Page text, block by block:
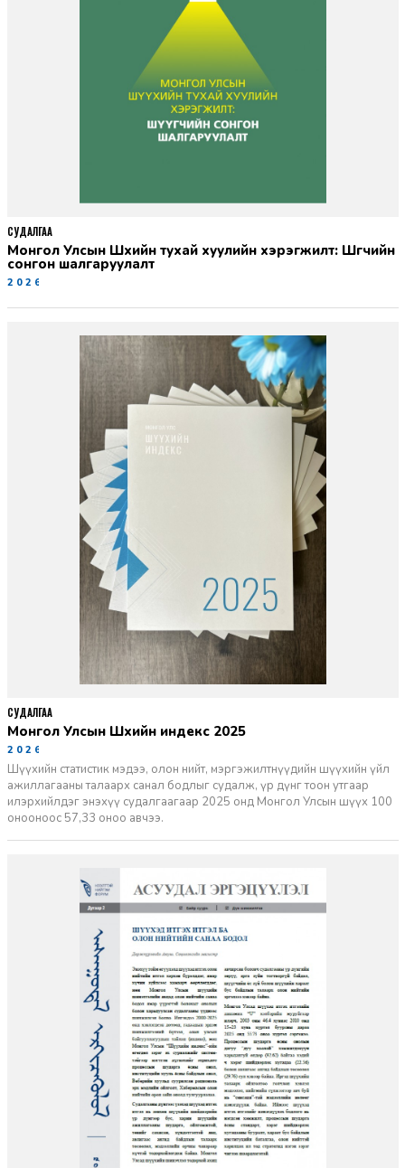
Монгол Улсын Шүүхийн тухай хуулийн хэрэгжилт: Шүүгчийн
сонгон шалгаруулалт
2026-06-19
СУДАЛГАА
Монгол Улсын Шүүхийн индекс 2025
2026-06-11
Шүүхийн статистик мэдээ, олон нийт, мэргэжилтнүүдийн шүүхийн үйл
ажиллагааны талаарх санал бодлыг судалж, үр дүнг тоон утгаар
илэрхийлдэг энэхүү судалгаагаар 2025 онд Монгол Улсын шүүх 100
онооноос 57,33 оноо авчээ.
СУДАЛГАА